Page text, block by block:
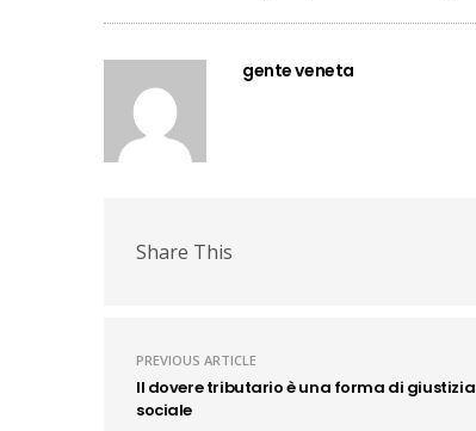
gente veneta
Share This
PREVIOUS ARTICLE
Il dovere tributario è una forma di giustizia
sociale